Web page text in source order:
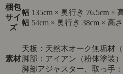
梱包
サイ
ズ
幅 135cm × 奥行き 76.5cm ×
幅 54cm × 奥行き 38cm × 高
素材
天板：天然木オーク無垢材（
脚部：アイアン（粉体塗装）
脚部アジャスター、取っ手